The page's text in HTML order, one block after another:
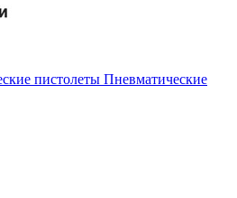
Пневматические